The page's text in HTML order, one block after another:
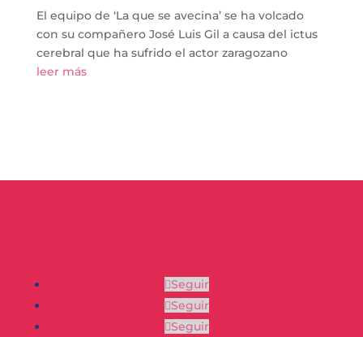
El equipo de ‘La que se avecina’ se ha volcado
con su compañero José Luis Gil a causa del ictus
cerebral que ha sufrido el actor zaragozano
leer más
Seguir
Seguir
Seguir